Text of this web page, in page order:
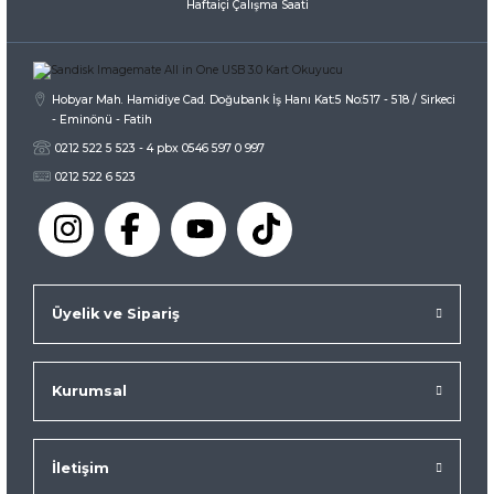
Haftaiçi Çalışma Saati
Hobyar Mah. Hamidiye Cad. Doğubank İş Hanı Kat:5 No:517 - 518 / Sirkeci
- Eminönü - Fatih
0212 522 5 523 - 4 pbx 0546 597 0 997
0212 522 6 523
Üyelik ve Sipariş
Kurumsal
İletişim